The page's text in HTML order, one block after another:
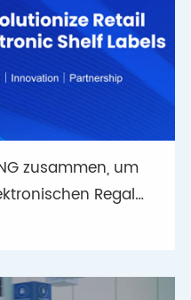
zusammen, um
Regal